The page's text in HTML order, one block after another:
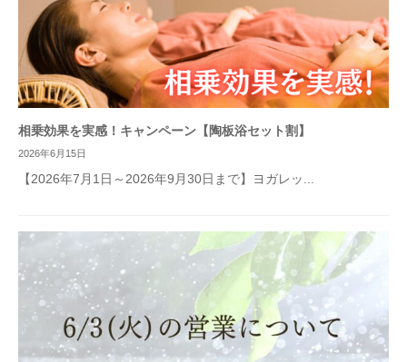
相乗効果を実感！キャンペーン【陶板浴セット割】
2026年6月15日
【2026年7月1日～2026年9月30日まで】ヨガレッ...